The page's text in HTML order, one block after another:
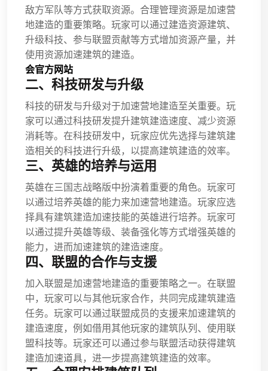
敌方军队等方式获取资源。合理管理资源是加速营
地建造的重要策略。玩家可以通过建造资源建筑、
升级科技、参与联盟贡献等方式增加资源产量，并
使用资源加速建筑的建造。
会官方网站
二、科技研发与升级
科技的研发与升级对于加速营地建造至关重要。玩
家可以通过科技研发提升建筑建造速度、减少资源
消耗等。在科技研发中，玩家应优先选择与建筑建
造相关的科技进行升级，以提高建筑建造的效率。
三、英雄的培养与运用
英雄在三国志战略版中扮演着重要的角色。玩家可
以通过培养英雄的能力来加速营地建造。玩家应选
择具有建筑建造加速技能的英雄进行培养。玩家可
以通过提升英雄等级、装备强化等方式增强英雄的
能力，进而加速建筑的建造速度。
四、联盟的合作与支援
加入联盟是加速营地建造的重要策略之一。在联盟
中，玩家可以与其他玩家合作，共同完成建筑建造
任务。玩家可以通过联盟成员的支援来加速建筑的
建造速度，例如借用其他玩家的建筑队列、使用联
盟科技等。玩家还可以通过参与联盟活动获得建筑
建造加速道具，进一步提高建筑建造的效率。